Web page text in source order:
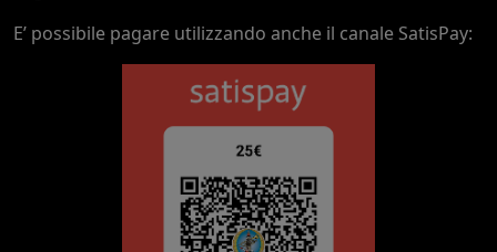
E’ possibile pagare utilizzando anche il canale SatisPay: